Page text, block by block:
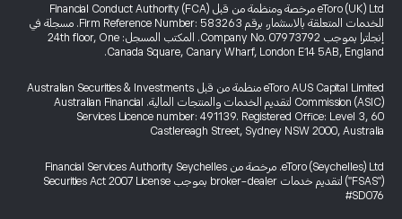
eToro (UK) Ltd مرخصة ومنظمة من قبل Financial Conduct Authority (FCA)
للخدمات المتعلقة بالاستثمار، برقم Firm Reference Number: 583263. مسجلة في
إنجلترا بموجب Company No. 07973792. المكتب المسجل: 24th floor, One
Canada Square, Canary Wharf, London E14 5AB, England.
eToro AUS Capital Limited منظمة من قبل Australian Securities & Investments
Commission (ASIC) لتقديم الخدمات والمنتجات المالية. Australian Financial
Services Licence number: 491139. Registered Office: Level 3, 60
Castlereagh Street, Sydney NSW 2000, Australia
eToro (Seychelles) Ltd. مرخصة من Financial Services Authority Seychelles
("FSAS") لتقديم خدمات broker-dealer بموجب Securities Act 2007 License
#SD076